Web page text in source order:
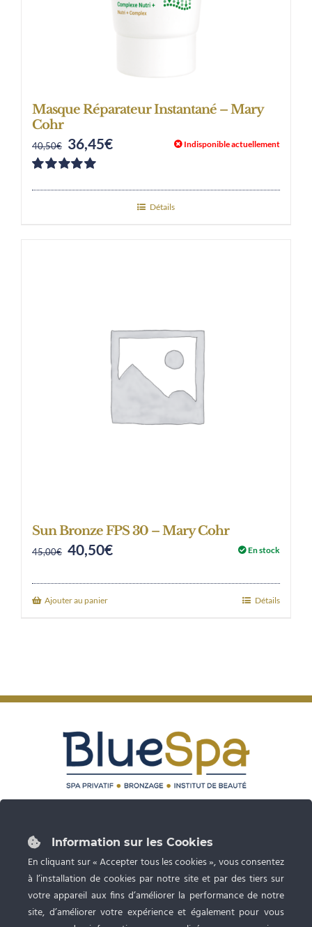
Masque Réparateur Instantané – Mary
Cohr
5
40,50€ Original
price
was:
36,45€Current
is:
36,45€.
Indisponible actuellement
Détails
Sun Bronze FPS 30 – Mary Cohr
45,00€ Original
40,50€Current
En stock
Ajouter au panier Détails
87 rue du Grand Faubourg 28000 CHARTRES
Ouvert du lundi au samedi de 9h à 20h
Spa privatif, Bronzage UV et Esthétique avec RDV
Information sur les Cookies
En cliquant sur « Accepter tous les cookies », vous consentez
à l’installation de cookies par notre site et par des tiers sur
votre appareil aux fins d’améliorer la performance de notre
site, d’améliorer votre expérience et également pour vous